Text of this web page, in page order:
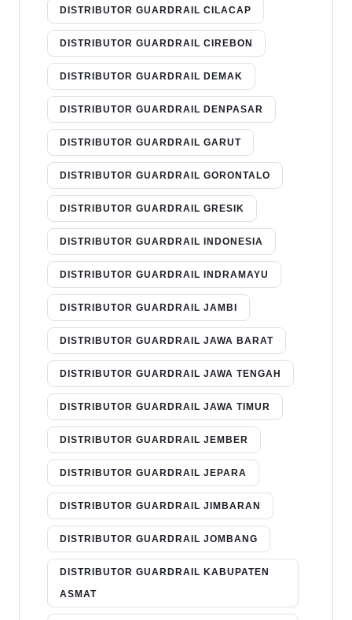
DISTRIBUTOR GUARDRAIL CILACAP
DISTRIBUTOR GUARDRAIL CIREBON
DISTRIBUTOR GUARDRAIL DEMAK
DISTRIBUTOR GUARDRAIL DENPASAR
DISTRIBUTOR GUARDRAIL GARUT
DISTRIBUTOR GUARDRAIL GORONTALO
DISTRIBUTOR GUARDRAIL GRESIK
DISTRIBUTOR GUARDRAIL INDONESIA
DISTRIBUTOR GUARDRAIL INDRAMAYU
DISTRIBUTOR GUARDRAIL JAMBI
DISTRIBUTOR GUARDRAIL JAWA BARAT
DISTRIBUTOR GUARDRAIL JAWA TENGAH
DISTRIBUTOR GUARDRAIL JAWA TIMUR
DISTRIBUTOR GUARDRAIL JEMBER
DISTRIBUTOR GUARDRAIL JEPARA
DISTRIBUTOR GUARDRAIL JIMBARAN
DISTRIBUTOR GUARDRAIL JOMBANG
DISTRIBUTOR GUARDRAIL KABUPATEN
ASMAT